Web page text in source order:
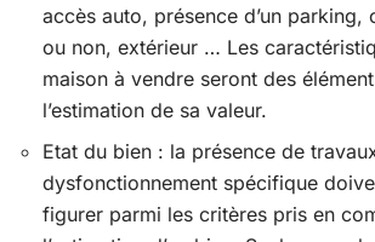
accès auto, présence d’un parking,
ou non, extérieur … Les
maison à vendre seront des
l’estimation de sa valeur.
Etat du bien : la présence de
dysfonctionnement spécifique
figurer parmi les critères pris en